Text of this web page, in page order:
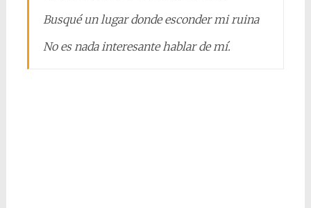
Busqué un lugar donde esconder mi ruina
No es nada interesante hablar de mí.